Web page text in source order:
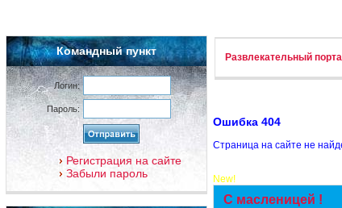
Командный пункт
Логин:
Пароль:
Регистрация на сайте
Забыли пароль
Развлекательный
Ошибка 404
Страница на сайте не
New!
С масленицей !